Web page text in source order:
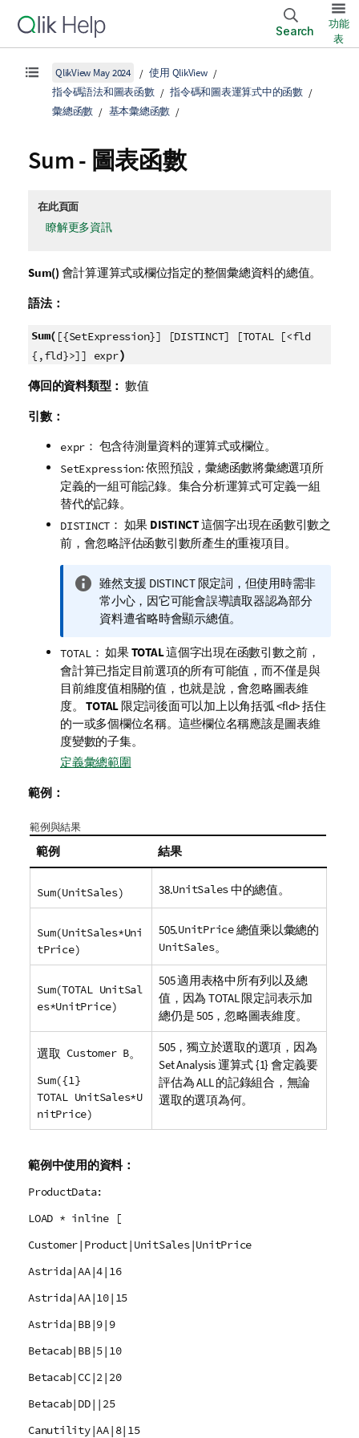
Search
功能
表
QlikView May 2024
使用 QlikView
指令碼語法和圖表函數
指令碼和圖表運算式中的函數
彙總函數
基本彙總函數
Sum- 圖表函數
在此頁面
瞭解更多資訊
Sum() 會計算運算式或欄位指定的整個彙總資料的總值。
語法：
Sum( [{SetExpression}] [DISTINCT] [TOTAL [<fld
{,fld}>]] expr)
傳回的資料類型： 數值
引數：
expr ： 包含待測量資料的運算式或欄位。
SetExpression: 依照預設，彙總函數將彙總選項所
定義的一組可能記錄。集合分析運算式可定義一組
替代的記錄。
DISTINCT ： 如果 DISTINCT這個字出現在函數引數之
前，會忽略評估函數引數所產生的重複項目。
資
訊
備
雖然支援 DISTINCT限定詞，但使用時需非
常小心，因它可能會誤導讀取器認為部分
資料遭省略時會顯示總值。
TOTAL ： 如果TOTAL這個字出現在函數引數之前，
會計算已指定目前選項的所有可能值，而不僅是與
目前維度值相關的值，也就是說，會忽略圖表維
度。TOTAL 限定詞後面可以加上以角括弧<fld>括住
的一或多個欄位名稱。這些欄位名稱應該是圖表維
度變數的子集。
定義彙總範圍
範例：
範例與結果
範例 結果
Sum(UnitSales) 38.UnitSales中的總值。
Sum(UnitSales*Uni
tPrice)
505.UnitPrice總值乘以彙總的
UnitSales。
Sum(TOTAL UnitSal
es*UnitPrice)
505 適用表格中所有列以及總
值，因為 TOTAL限定詞表示加
總仍是 505，忽略圖表維度。
選取 Customer B。
Sum({1}
TOTAL UnitSales*U
nitPrice)
505，獨立於選取的選項，因為
Set Analysis運算式 {1} 會定義要
評估為ALL的記錄組合，無論
選取的選項為何。
範例中使用的資料：
ProductData:
LOAD * inline [
Customer|Product|UnitSales|UnitPrice
Astrida|AA|4|16
Astrida|AA|10|15
Astrida|BB|9|9
Betacab|BB|5|10
Betacab|CC|2|20
Betacab|DD||25
Canutility|AA|8|15